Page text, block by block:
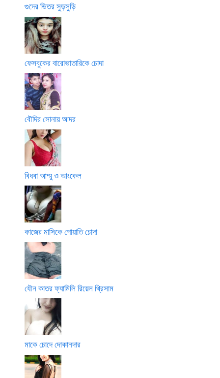
গুদের ভিতর সুড়সুড়ি
ফেসবুকের বারোভাতারিকে চোদা
বৌদির সোনায় আদর
বিধবা আম্মু ও আংকেল
কাজের মাসিকে পোয়াতি চোদা
যৌন কাতর ফ্যামিলি রিয়েল থ্রিসাম
মাকে চোদে দোকানদার